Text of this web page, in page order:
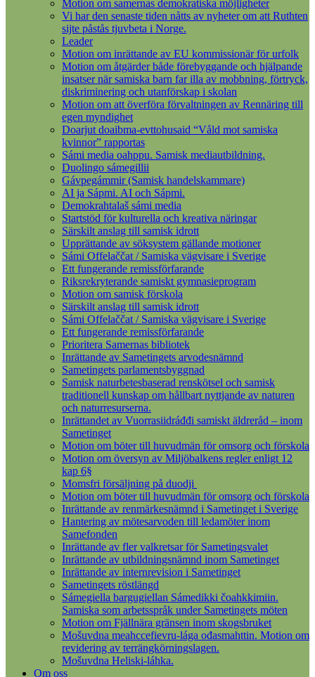
Motion om samernas demokratiska möjligheter
Vi har den senaste tiden nåtts av nyheter om att Ruthten
sijte påstås tjuvbeta i Norge.
Leader
Motion om inrättande av EU kommissionär för urfolk
Motion om åtgärder både förebyggande och hjälpande
insatser när samiska barn far illa av mobbning, förtryck,
diskriminering och utanförskap i skolan
Motion om att överföra förvaltningen av Rennäring till
egen myndighet
Doarjut doaibma-evttohusaid “Våld mot samiska
kvinnor” rapportas
Sámi media oahppu. Samisk mediautbildning.
Duolingo sámegillii
Gávpegámmir (Samisk handelskammare)
AI ja Sápmi. AI och Sápmi.
Demokrahtalaš sámi media
Startstöd för kulturella och kreativa näringar
Särskilt anslag till samisk idrott
Upprättande av söksystem gällande motioner
Sámi Offelaččat / Samiska vägvisare i Sverige
Ett fungerande remissförfarande
Riksrekryterande samiskt gymnasieprogram
Motion om samisk förskola
Särskilt anslag till samisk idrott
Sámi Offelaččat / Samiska vägvisare i Sverige
Ett fungerande remissförfarande
Prioritera Samernas bibliotek
Inrättande av Sametingets arvodesnämnd
Sametingets parlamentsbyggnad
Samisk naturbetesbaserad renskötsel och samisk
traditionell kunskap om hållbart nyttjande av naturen
och naturresurserna.
Inrättandet av Vuorrasiidráđđi samiskt äldreråd – inom
Sametinget
Motion om böter till huvudmän för omsorg och förskola
Motion om översyn av Miljöbalkens regler enligt 12
kap 6§
Momsfri försäljning på duodji
Motion om böter till huvudmän för omsorg och förskola
Inrättande av renmärkesnämnd i Sametinget i Sverige
Hantering av mötesarvoden till ledamöter inom
Samefonden
Inrättande av fler valkretsar för Sametingsvalet
Inrättande av utbildningsnämnd inom Sametinget
Inrättande av internrevision i Sametinget
Sametingets röstlängd
Sámegiella bargugiellan Sámedikki čoahkkimiin.
Samiska som arbetsspråk under Sametingets möten
Motion om Fjällnära gränsen inom skogsbruket
Mošuvdna meahccefievru-lága ođasmahttin. Motion om
revidering av terrängkörningslagen.
Mošuvdna Heliski-láhka.
Om oss